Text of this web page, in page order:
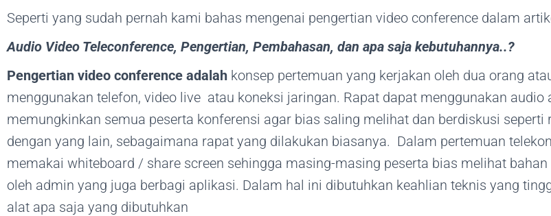
Seperti yang sudah pernah kami bahas mengenai pengertian video conference dalam
Audio Video Teleconference, Pengertian, Pembahasan, dan apa saja kebutuhannya..?
Pengertian video conference adalah konsep pertemuan yang kerjakan oleh dua orang
menggunakan telefon, video live atau koneksi jaringan. Rapat dapat menggunakan audio
memungkinkan semua peserta konferensi agar bias saling melihat dan berdiskusi
dengan yang lain, sebagaimana rapat yang dilakukan biasanya. Dalam pertemuan
memakai whiteboard / share screen sehingga masing-masing peserta bias melihat
oleh admin yang juga berbagi aplikasi. Dalam hal ini dibutuhkan keahlian teknis yang
alat apa saja yang dibutuhkan